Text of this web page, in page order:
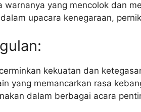
warnanya yang mencolok dan
upacara kenegaraan,
kekuatan dan
yang memancarkan rasa
dalam berbagai acara